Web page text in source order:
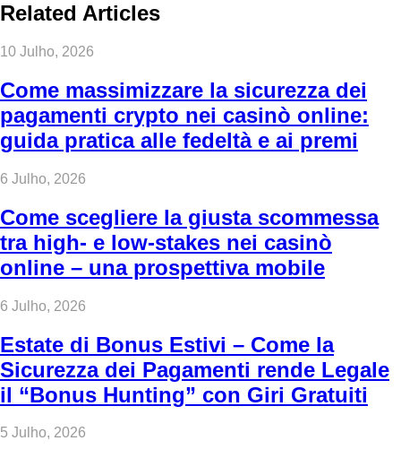
Related Articles
10 Julho, 2026
Come massimizzare la sicurezza dei
pagamenti crypto nei casinò online:
guida pratica alle fedeltà e ai premi
6 Julho, 2026
Come scegliere la giusta scommessa
tra high‑ e low‑stakes nei casinò
online – una prospettiva mobile
6 Julho, 2026
Estate di Bonus Estivi – Come la
Sicurezza dei Pagamenti rende Legale
il “Bonus Hunting” con Giri Gratuiti
5 Julho, 2026